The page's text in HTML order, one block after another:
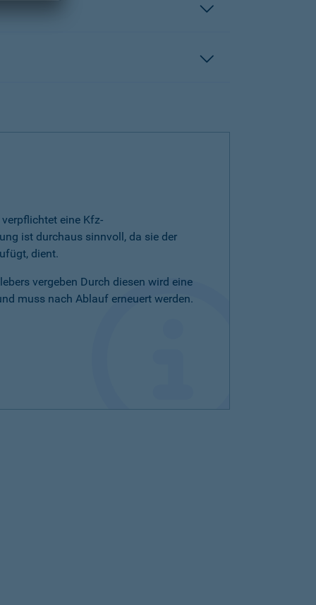
eine Kfz-
ist durchaus sinnvoll, da sie der
dient.
vergeben Durch diesen wird eine
muss nach Ablauf erneuert werden.